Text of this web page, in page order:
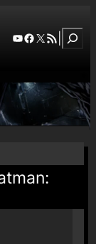
YouTube
Facebook
X RSS Feed